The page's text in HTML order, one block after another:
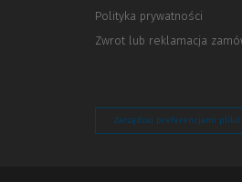
Polityka prywatności
innej
Zwrot lub reklamacja
Zarządzaj preferencjami